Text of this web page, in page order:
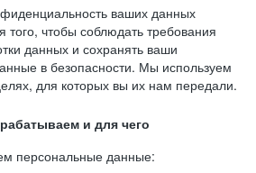
ваших данных
того, чтобы соблюдать требования
данных и сохранять ваши
в безопасности. Мы используем
для которых вы их нам передали.
и для чего
персональные данные: